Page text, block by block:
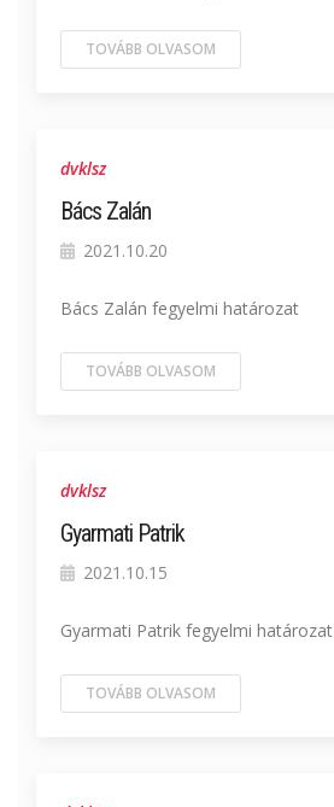
TOVÁBB OLVASOM
dvklsz
Bács Zalán
2021.10.20
Bács Zalán fegyelmi határozat
TOVÁBB OLVASOM
dvklsz
Gyarmati Patrik
2021.10.15
Gyarmati Patrik fegyelmi határozat
TOVÁBB OLVASOM